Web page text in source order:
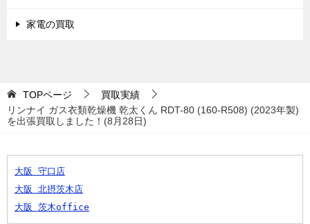
家電の買取
TOPページ
買取実績
リンナイ ガス衣類乾燥機 乾太くん RDT-80 (160-R508) (2023年製)
を出張買取しました！(8月28日)
大阪 守口店
大阪 北摂茨木店
大阪 茨木office